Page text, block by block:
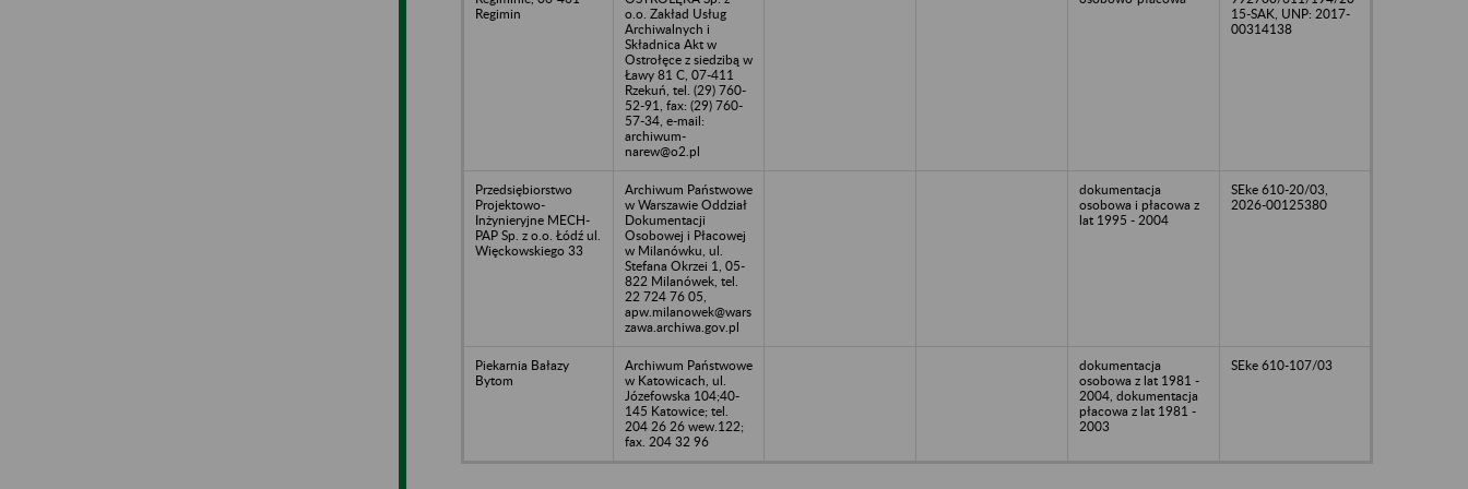
Regimin
o.o. Zakład Usług
Archiwalnych i
Składnica Akt w
Ostrołęce z siedzibą w
Ławy 81 C, 07-411
Rzekuń, tel. (29) 760-
52-91, fax: (29) 760-
57-34, e-mail:
archiwum-
narew@o2.pl
15-SAK, UNP: 2017-
00314138
Przedsiębiorstwo
Projektowo-
Inżynieryjne MECH-
PAP Sp. z o.o. Łódź ul.
Więckowskiego 33
Archiwum Państwowe
w Warszawie Oddział
Dokumentacji
Osobowej i Płacowej
w Milanówku, ul.
Stefana Okrzei 1, 05-
822 Milanówek, tel.
22 724 76 05,
apw.milanowek@wars
zawa.archiwa.gov.pl
dokumentacja
osobowa i płacowa z
lat 1995 - 2004
SEke 610-20/03,
2026-00125380
Piekarnia Bałazy
Bytom
Archiwum Państwowe
w Katowicach, ul.
Józefowska 104;40-
145 Katowice; tel.
204 26 26 wew.122;
fax. 204 32 96
dokumentacja
osobowa z lat 1981 -
2004, dokumentacja
płacowa z lat 1981 -
2003
SEke 610-107/03